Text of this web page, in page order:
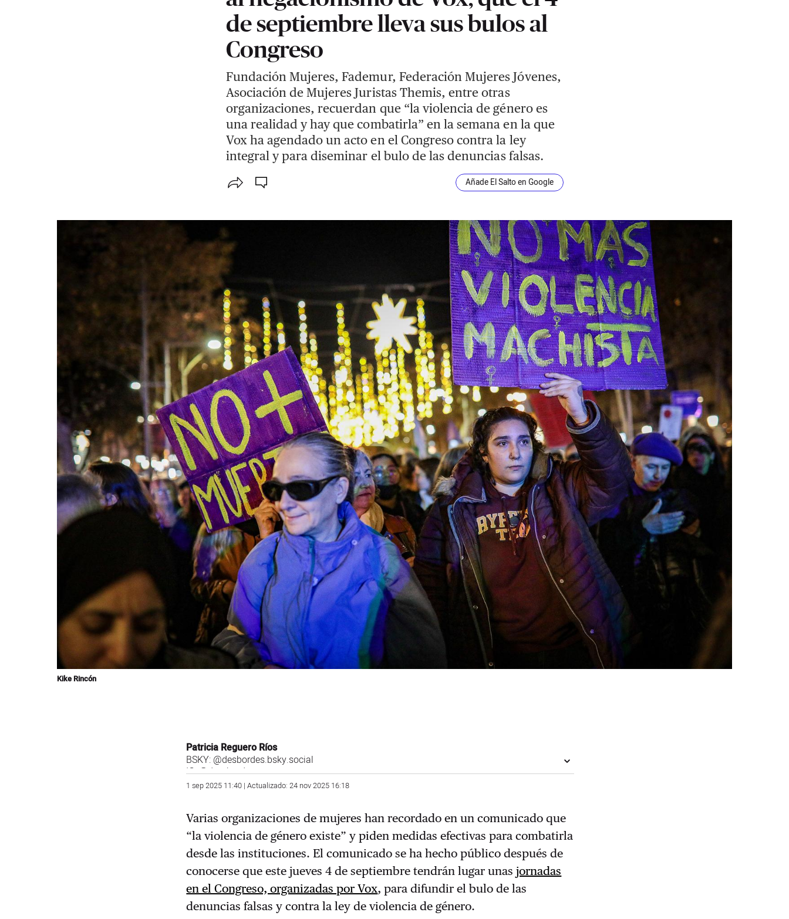
de septiembre lleva sus bulos al
Congreso
Fundación Mujeres, Fademur, Federación Mujeres Jóvenes,
Asociación de Mujeres Juristas Themis, entre otras
organizaciones, recuerdan que “la violencia de género es
una realidad y hay que combatirla” en la semana en la que
Vox ha agendado un acto en el Congreso contra la ley
integral y para diseminar el bulo de las denuncias falsas.
Añade El Salto en Google
Kike Rincón
Patricia Reguero Ríos
BSKY: @desbordes.bsky.social
IG:@des_bordes
1 sep 2025 11:40 | Actualizado: 24 nov 2025 16:18
Varias organizaciones de mujeres han recordado en un comunicado que
“la violencia de género existe” y piden medidas efectivas para combatirla
desde las instituciones. El comunicado se ha hecho público después de
conocerse que este jueves 4 de septiembre tendrán lugar unasjornadas
en el Congreso, organizadas por Vox, para difundir el bulo de las
denuncias falsas y contra la ley de violencia de género.